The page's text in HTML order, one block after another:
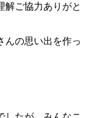
解ご協力ありがと
んの思い出を作っ